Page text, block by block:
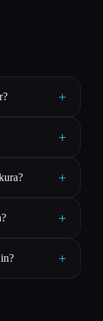
+
+
+
+
+